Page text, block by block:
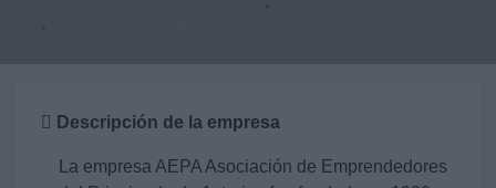
Descripción de la empresa
La empresa AEPA Asociación de Emprendedores